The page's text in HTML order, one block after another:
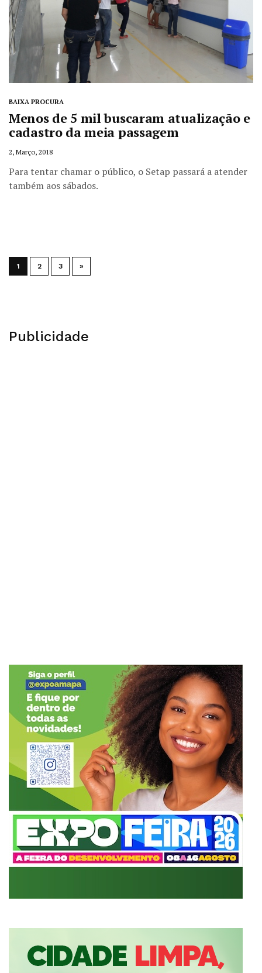
BAIXA PROCURA
Menos de 5 mil buscaram atualização e
cadastro da meia passagem
2, Março, 2018
Para tentar chamar o público, o Setap passará a atender
também aos sábados.
1 2 3 »
Publicidade